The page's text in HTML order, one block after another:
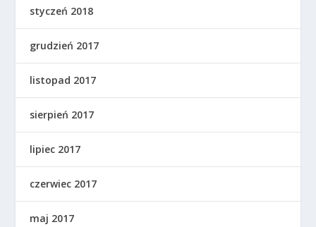
styczeń 2018
grudzień 2017
listopad 2017
sierpień 2017
lipiec 2017
czerwiec 2017
maj 2017